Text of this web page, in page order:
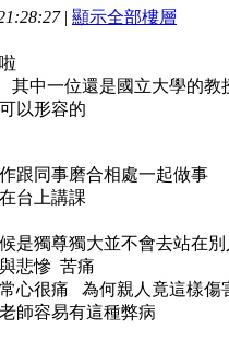
| 顯示全部樓層
中一位還是國立大學的教
以形容的
跟同事磨合相處一起做事
台上講課
是獨尊獨大並不會去站在
悲慘 苦痛
心很痛 為何親人竟這樣傷
師容易有這種弊病